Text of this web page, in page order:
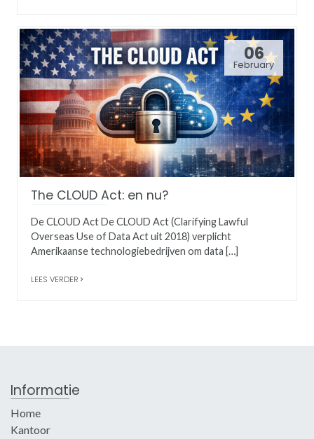
06
February
The CLOUD Act: en nu?
De CLOUD Act De CLOUD Act (Clarifying Lawful
Overseas Use of Data Act uit 2018) verplicht
Amerikaanse technologiebedrijven om data […]
LEES VERDER
Informatie
Home
Kantoor